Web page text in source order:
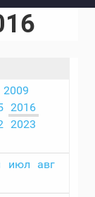
2009
2016
2023
июл
авг